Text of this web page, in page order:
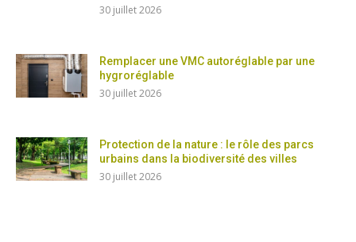
30 juillet 2026
Remplacer une VMC autoréglable par une
hygroréglable
30 juillet 2026
Protection de la nature : le rôle des parcs
urbains dans la biodiversité des villes
30 juillet 2026